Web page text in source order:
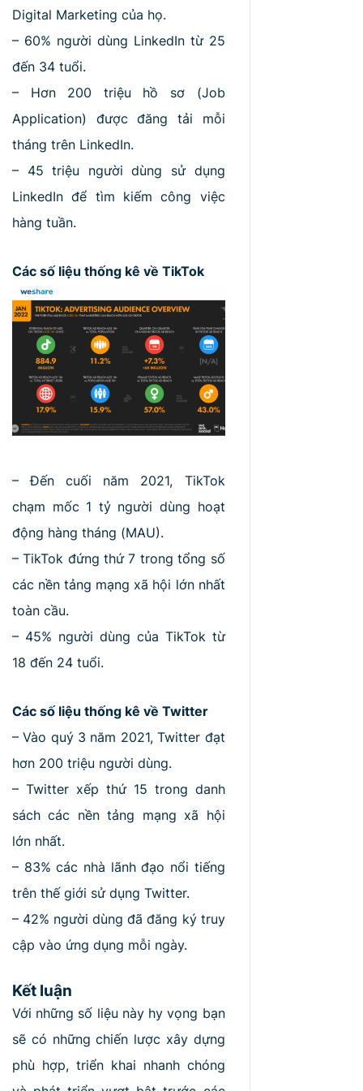
Digital Marketing của họ.
– 60% người dùng LinkedIn từ 25
đến 34 tuổi.
– Hơn 200 triệu hồ sơ (Job
Application) được đăng tải mỗi
tháng trên LinkedIn.
– 45 triệu người dùng sử dụng
LinkedIn để tìm kiếm công việc
hàng tuần.
Các số liệu thống kê về TikTok
– Đến cuối năm 2021, TikTok
chạm mốc 1 tỷ người dùng hoạt
động hàng tháng (MAU).
– TikTok đứng thứ 7 trong tổng số
các nền tảng mạng xã hội lớn nhất
toàn cầu.
– 45% người dùng của TikTok từ
18 đến 24 tuổi.
Các số liệu thống kê về Twitter
– Vào quý 3 năm 2021, Twitter đạt
hơn 200 triệu người dùng.
– Twitter xếp thứ 15 trong danh
sách các nền tảng mạng xã hội
lớn nhất.
– 83% các nhà lãnh đạo nổi tiếng
trên thế giới sử dụng Twitter.
– 42% người dùng đã đăng ký truy
cập vào ứng dụng mỗi ngày.
Kết luận
Với những số liệu này hy vọng bạn
sẽ có những chiến lược xây dựng
phù hợp, triển khai nhanh chóng